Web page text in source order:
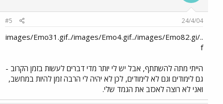
24/4/04
#5
../images/Emo31.gif../images/Emo4.gif../images/Emo82.gi
f
הייתי מתה להשתתף, אבל יש לי יותר מדי דברים לעשות בזמן הקרוב -
גם לימודים וגם לא לימודים, לכן לא יהיה לי הרבה זמן להיות במחשב,
ואני לא רוצה לאכזב את הגמד שלי.